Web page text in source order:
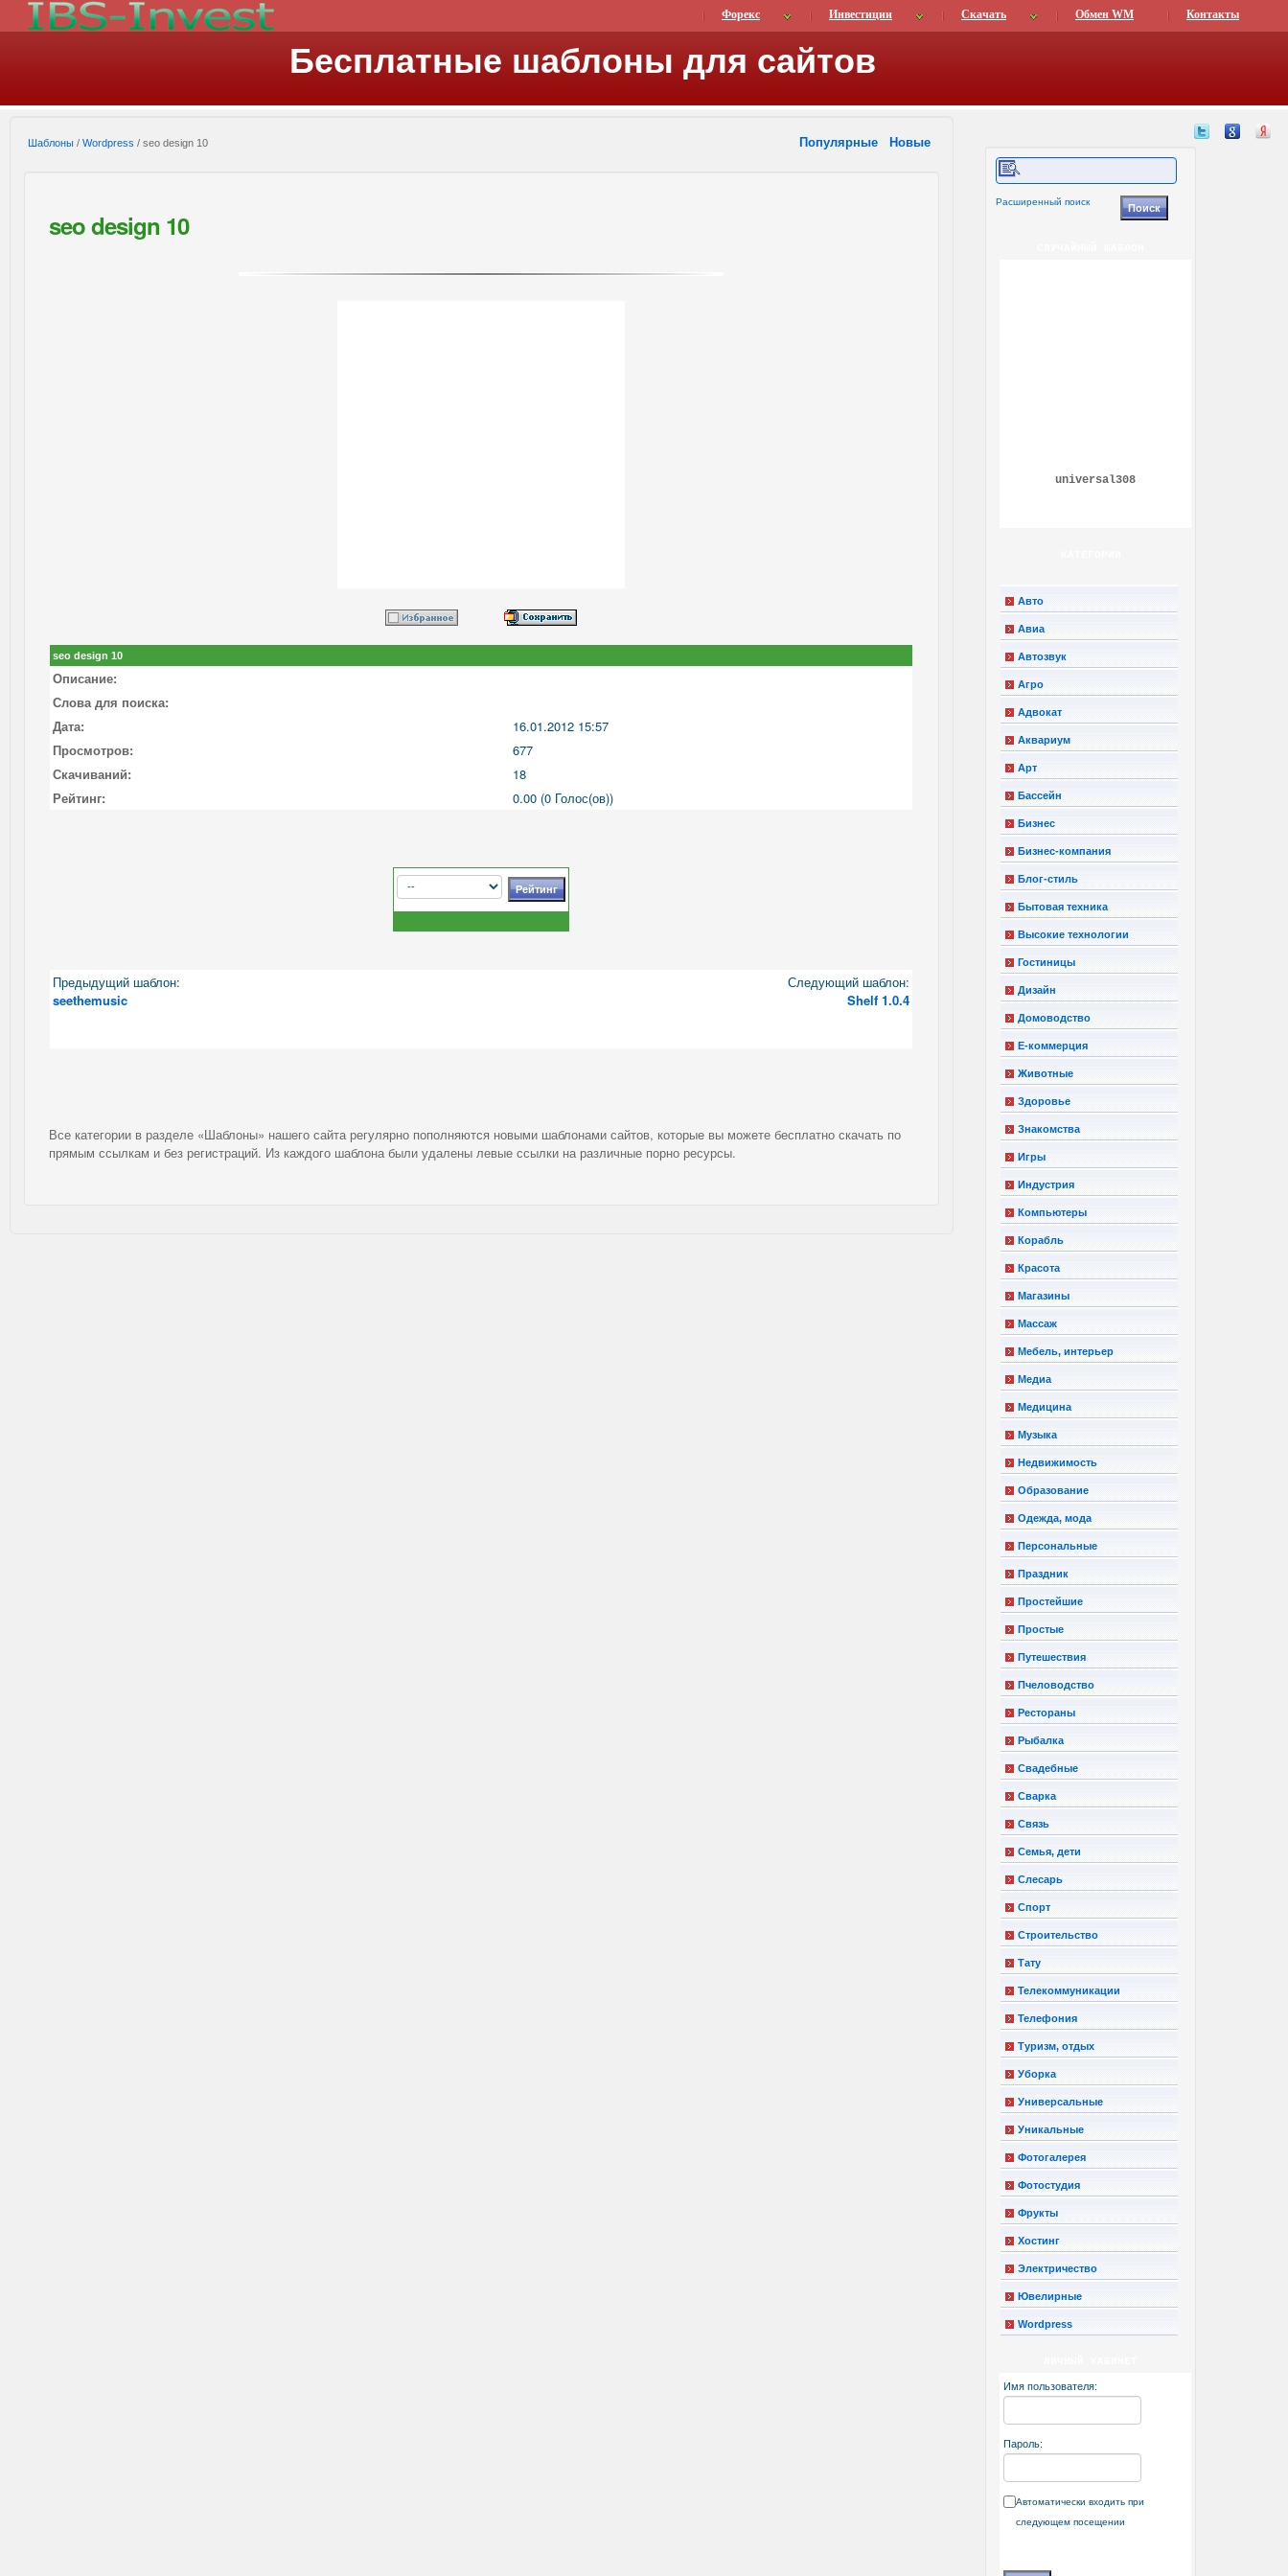
Форекс Инвестиции Скачать Обмен WM Контакты
Бесплатные шаблоны для сайтов
Шаблоны / Wordpress / seo design 10 Популярные Новые
seo design 10
seo design 10
Описание:
Слова для поиска:
Дата:
16.01.2012 15:57
Просмотров:
677
Скачиваний:
18
Рейтинг:
0.00 (0 Голос(ов))
Предыдущий шаблон:
seethemusic
Следующий шаблон:
Shelf 1.0.4
Все категории в разделе «Шаблоны» нашего сайта регулярно пополняются новыми шаблонами сайтов, которые вы можете бесплатно скачать по
прямым ссылкам и без регистраций. Из каждого шаблона были удалены левые ссылки на различные порно ресурсы.
Расширенный поиск
universal308
Авто
Авиа
Автозвук
Агро
Адвокат
Аквариум
Арт
Бассейн
Бизнес
Бизнес-компания
Блог-стиль
Бытовая техника
Высокие технологии
Гостиницы
Дизайн
Домоводство
Е-коммерция
Животные
Здоровье
Знакомства
Игры
Индустрия
Компьютеры
Корабль
Красота
Магазины
Массаж
Мебель, интерьер
Медиа
Медицина
Музыка
Недвижимость
Образование
Одежда, мода
Персональные
Праздник
Простейшие
Простые
Путешествия
Пчеловодство
Рестораны
Рыбалка
Свадебные
Сварка
Связь
Семья, дети
Слесарь
Спорт
Строительство
Тату
Телекоммуникации
Телефония
Туризм, отдых
Уборка
Универсальные
Уникальные
Фотогалерея
Фотостудия
Фрукты
Хостинг
Электричество
Ювелирные
Wordpress
Имя пользователя:
Пароль:
Автоматически входить при
следующем посещении